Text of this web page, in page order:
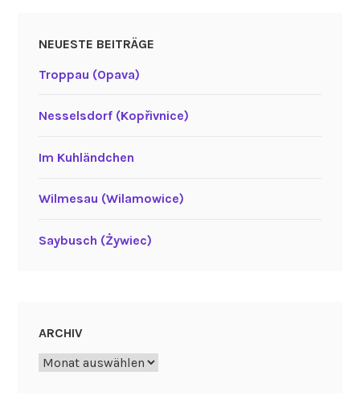
NEUESTE BEITRÄGE
Troppau (Opava)
Nesselsdorf (Kopřivnice)
Im Kuhländchen
Wilmesau (Wilamowice)
Saybusch (Żywiec)
ARCHIV
Archiv